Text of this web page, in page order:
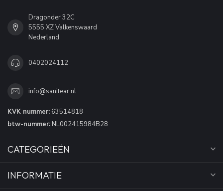
Dragonder 32C
5555 XZ Valkenswaard
Nederland
0402024112
info@sanitear.nl
KVK nummer: 63514818
btw-nummer: NL002415984B28
CATEGORIEËN
INFORMATIE